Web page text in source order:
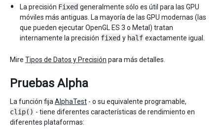
La precisión Fixed generalmente sólo es útil para las GPU
móviles más antiguas. La mayoría de las GPU modernas (las
que pueden ejecutar OpenGL ES 3 o Metal) tratan
internamente la precisión fixed y half exactamente igual.
Mire Tipos de Datos y Precisión para más detalles.
Pruebas Alpha
La función fija AlphaTest - o su equivalente programable,
clip() - tiene diferentes características de rendimiento en
diferentes plataformas: